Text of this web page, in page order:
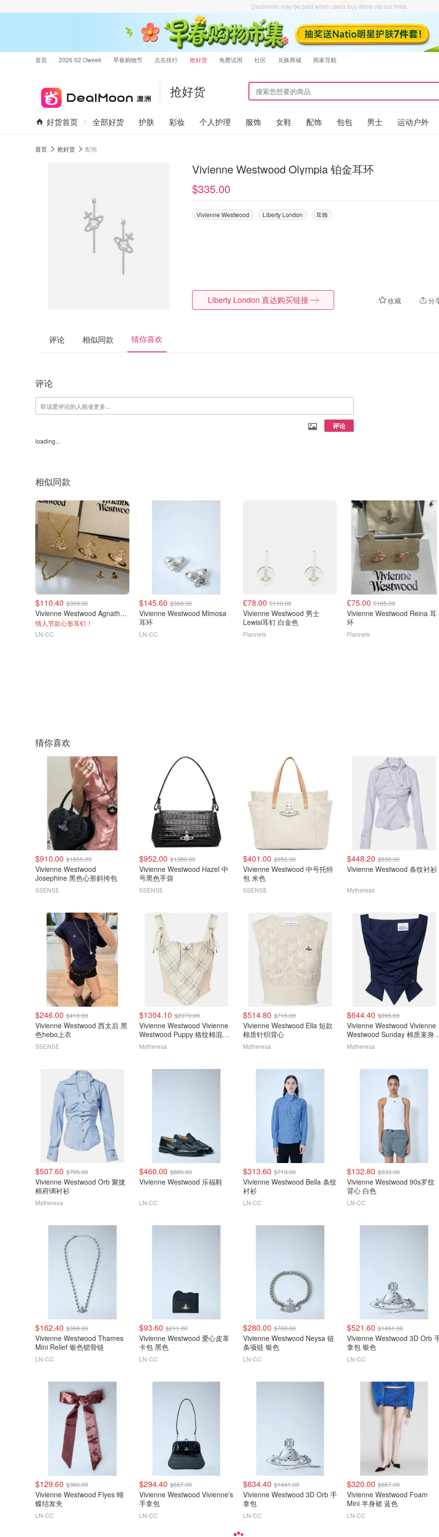
Dealmoon may be paid when users buy items via our links.
首页 2026 S2 Oweek 早春购物节 点击排行 抢好货 免费试用 社区 兑换商城 商家导航
抢好货
好货首页 全部好货 护肤 彩妆 个人护理 服饰 女鞋 配饰 包包 男士 运动户外
首页 抢好货 配饰
Vivienne Westwood Olympia 铂金耳环
$335.00
Vivienne Westwood Liberty London 耳饰
收藏 分
Liberty London 直达购买链接
评论 相似同款 猜你喜欢
评论
评论
loading...
相似同款
$110.40 $309.00
Vivienne Westwood Agnatha 耳环
情人节款心形耳钉！
LN-CC
$145.60 $366.00
Vivienne Westwood Mimosa
耳环
LN-CC
£78.00 £110.00
Vivienne Westwood 男士
Lewisi耳钉 白金色
Flannels
£75.00 £105.00
Vivienne Westwood Reina 耳
环
Flannels
猜你喜欢
$910.00 $1655.00
Vivienne Westwood
Josephine 黑色心形斜挎包
SSENSE
$952.00 $1380.00
Vivienne Westwood Hazel 中
号黑色手袋
SSENSE
$401.00 $955.00
Vivienne Westwood 中号托特
包 米色
SSENSE
$448.20 $830.00
Vivienne Westwood 条纹衬衫
Mytheresa
$246.00 $410.00
Vivienne Westwood 西太后 黑
色hebo上衣
SSENSE
$1304.10 $2070.00
Vivienne Westwood Vivienne
Westwood Puppy 格纹棉混纺
上衣
Mytheresa
$514.80 $715.00
Vivienne Westwood Ella 短款
棉质针织背心
Mytheresa
$644.40 $895.00
Vivienne Westwood Vivienne
Westwood Sunday 棉质束身
衣
Mytheresa
$507.60 $705.00
Vivienne Westwood Orb 聚拢
棉府绸衬衫
Mytheresa
$460.00 $885.00
Vivienne Westwood 乐福鞋
LN-CC
$313.60 $713.00
Vivienne Westwood Bella 条纹
衬衫
LN-CC
$132.80 $333.00
Vivienne Westwood 90s罗纹
背心 白色
LN-CC
$162.40 $369.00
Vivienne Westwood Thames
Mini Relief 银色锁骨链
LN-CC
$93.60 $211.00
Vivienne Westwood 爱心皮革
卡包 黑色
LN-CC
$280.00 $700.00
Vivienne Westwood Neysa 链
条项链 银色
LN-CC
$521.60 $1451.00
Vivienne Westwood 3D Orb
拿包 银色
LN-CC
$129.60 $360.00
Vivienne Westwood Flyes 蝴
蝶结发夹
LN-CC
$294.40 $667.00
Vivienne Westwood Vivienne's
手拿包
LN-CC
$634.40 $1441.00
Vivienne Westwood 3D Orb 手
拿包
LN-CC
$320.00 $667.00
Vivienne Westwood Foam
Mini 半身裙 蓝色
LN-CC